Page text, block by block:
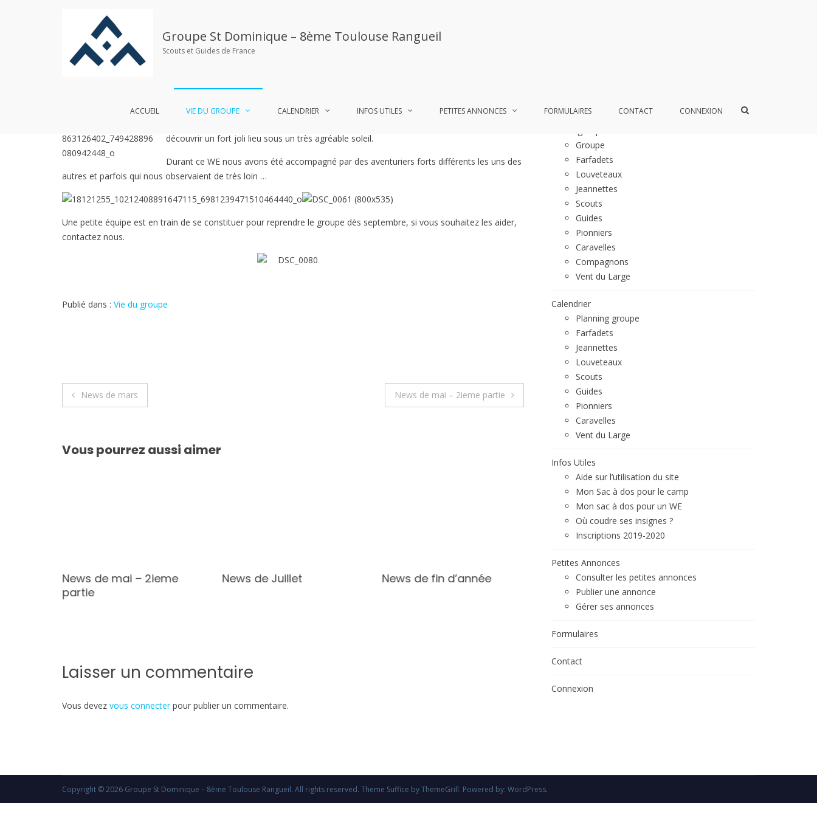
Groupe St Dominique – 8ème Toulouse Rangueil
Scouts et Guides de France
ACCUEIL VIE DU GROUPE CALENDRIER INFOS UTILES PETITES ANNONCES FORMULAIRES CONTACT CONNEXION
Afficher
News de mai – 1ere partie
mai
1ere
découvrir un fort joli lieu sous un très agréable soleil.
Durant ce WE nous avons été accompagné par des aventuriers forts différents les uns des
autres et parfois qui nous observaient de très loin …
Une petite équipe est en train de se constituer pour reprendre le groupe dès septembre, si vous souhaitez les aider,
contactez nous.
Publié dans : Vie du groupe
Navigation
l’article
News de mars News de mai – 2ieme partie
Vous pourrez aussi aimer
News de mai – 2ieme
partie
News de Juillet News de fin d’année Inscriptions 2017-2018
Laisser un commentaire
Vous devez vous connecterpour publier un commentaire.
Groupe
Farfadets
Louveteaux
Jeannettes
Scouts
Guides
Pionniers
Caravelles
Compagnons
Vent du Large
Calendrier
Planning groupe
Farfadets
Jeannettes
Louveteaux
Scouts
Guides
Pionniers
Caravelles
Vent du Large
Infos Utiles
Aide sur l’utilisation du site
Mon Sac à dos pour le camp
Mon sac à dos pour un WE
Où coudre ses insignes ?
Inscriptions 2019-2020
Petites Annonces
Consulter les petites annonces
Publier une annonce
Gérer ses annonces
Formulaires
Contact
Connexion
Copyright © 2026 Groupe St Dominique – 8ème Toulouse Rangueil. All rights reserved. Theme Suffice by ThemeGrill. Powered by: WordPress.